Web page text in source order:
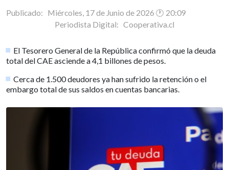
Publicado: Miércoles, 17 de Junio de 2026 🕐 20:09
Periodista Digital: Cooperativa.cl
El Tesorero General de la República confirmó que la deuda
total del CAE asciende a 4,1 billones de pesos.
Cerca de 1.500 deudores ya han sufrido la retención o el
embargo total de sus saldos en cuentas bancarias.